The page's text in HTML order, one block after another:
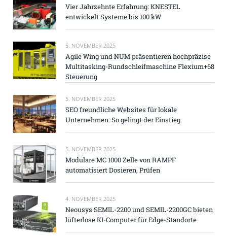
Vier Jahrzehnte Erfahrung: KNESTEL
entwickelt Systeme bis 100 kW
5. NOVEMBER 2025
Agile Wing und NUM präsentieren hochpräzise
Multitasking-Rundschleifmaschine Flexium+68
Steuerung
5. NOVEMBER 2025
SEO freundliche Websites für lokale
Unternehmen: So gelingt der Einstieg
5. NOVEMBER 2025
Modulare MC 1000 Zelle von RAMPF
automatisiert Dosieren, Prüfen
4. NOVEMBER 2025
Neousys SEMIL-2200 und SEMIL-2200GC bieten
lüfterlose KI-Computer für Edge-Standorte